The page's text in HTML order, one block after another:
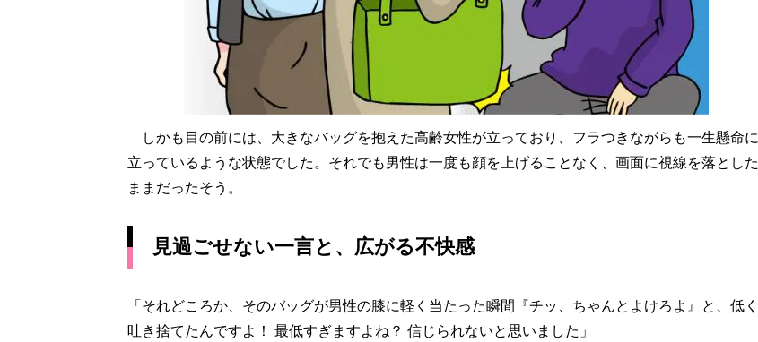
しかも目の前には、大きなバッグを抱えた高齢女性が立っており、フラつきながらも一生懸命に
立っているような状態でした。それでも男性は一度も顔を上げることなく、画面に視線を落とした
ままだったそう。
見過ごせない一言と、広がる不快感
「それどころか、そのバッグが男性の膝に軽く当たった瞬間『チッ、ちゃんとよけろよ』と、低く
吐き捨てたんですよ！ 最低すぎますよね？ 信じられないと思いました」